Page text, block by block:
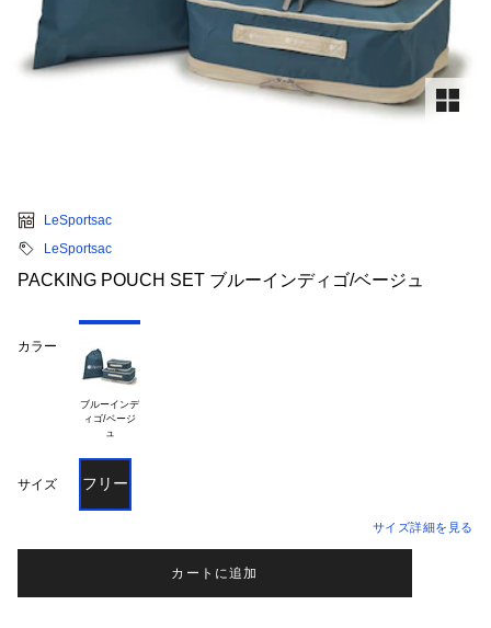
LeSportsac
LeSportsac
PACKING POUCH SET ブルーインディゴ/ベージュ
カラー
ブルーインデ
ィゴ/ベージ
サイズ フリー
サイズ詳細を見る
カートに追加